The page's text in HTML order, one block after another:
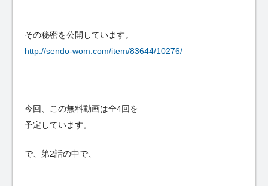
その秘密を公開しています。
http://sendo-wom.com/item/83644/10276/
今回、この無料動画は全4回を
予定しています。
で、第2話の中で、